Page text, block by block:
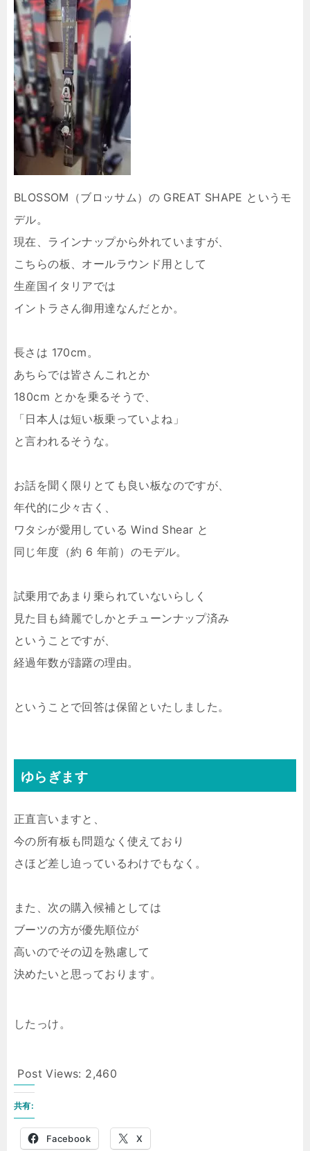
BLOSSOM（ブロッサム）の GREAT SHAPE というモ
デル。
現在、ラインナップから外れていますが、
こちらの板、オールラウンド用として
生産国イタリアでは
イントラさん御用達なんだとか。
長さは 170cm。
あちらでは皆さんこれとか
180cm とかを乗るそうで、
「日本人は短い板乗っていよね」
と言われるそうな。
お話を聞く限りとても良い板なのですが、
年代的に少々古く、
ワタシが愛用している Wind Shear と
同じ年度（約 6 年前）のモデル。
試乗用であまり乗られていないらしく
見た目も綺麗でしかとチューンナップ済み
ということですが、
経過年数が躊躇の理由。
ということで回答は保留といたしました。
ゆらぎます
正直言いますと、
今の所有板も問題なく使えており
さほど差し迫っているわけでもなく。
また、次の購入候補としては
ブーツの方が優先順位が
高いのでその辺を熟慮して
決めたいと思っております。
したっけ。
Post Views: 2,460
共有:
Facebook X